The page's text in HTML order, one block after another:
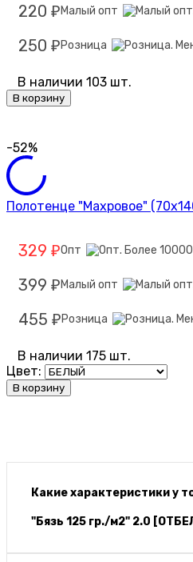
220 ₽ Малый опт
250 ₽ Розница
В наличии 103 шт.
В корзину
-52%
Полотенце "Махровое"
329 ₽Опт
399 ₽ Малый опт
455 ₽ Розница
В наличии 175 шт.
Цвет:
В корзину
Какие характеристики у
"Бязь 125 гр./м2" 2.0